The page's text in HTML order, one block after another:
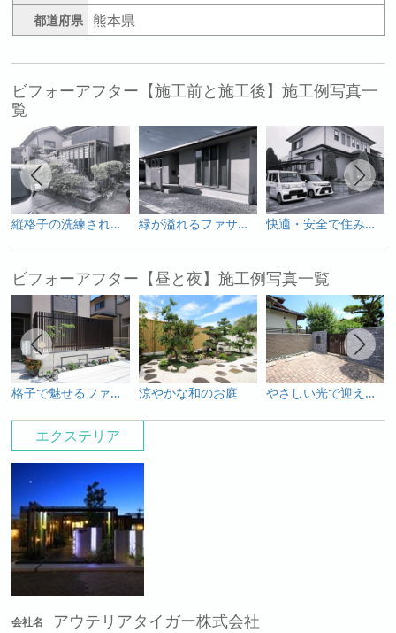
エクステリア
会社名 アウテリアタイガー株式会社
都道府県 熊本県
ビフォーアフター【施工前と施工後】施工例写真一
覧
縦格子の洗練された美しさ 緑が溢れるファサード 快適・安全で住みよい我が家
ビフォーアフター【昼と夜】施工例写真一覧
格子で魅せるファサード 涼やかな和のお庭 やさしい光で迎えるファサード